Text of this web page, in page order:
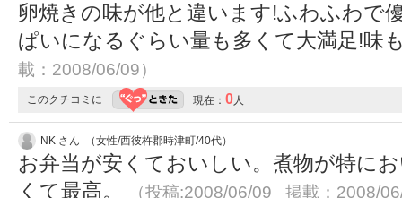
卵焼きの味が他と違います!ふわふわで
ぱいになるぐらい量も多くて大満足!味
載：2008/06/09）
このクチコミに 現在： 0人
NK さん （女性/西彼杵郡時津町/40代）
お弁当が安くておいしい。煮物が特に
くて最高。
（投稿:2008/06/09 掲載：2008/